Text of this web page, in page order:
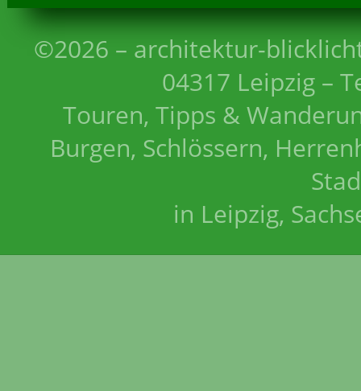
©2026 – architektur-
04317 Leipzig –
Touren, Tipps &
Burgen, Schlössern,
in Leipzig,